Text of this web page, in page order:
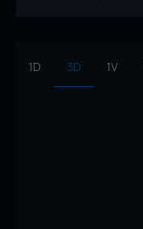
1D 3D 1V